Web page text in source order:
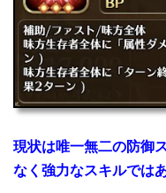
現状は唯一無二の防御
なく強力なスキルでは